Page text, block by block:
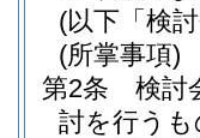
(以下「検
(所掌事項)
第2条
検討
討を行う